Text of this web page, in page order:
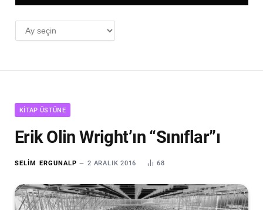
AYLIK
ARŞİV
KITAP ÜSTÜNE
Erik Olin Wright’ın “Sınıflar”ı
SELIM ERGUNALP 2 ARALIK 2016 68